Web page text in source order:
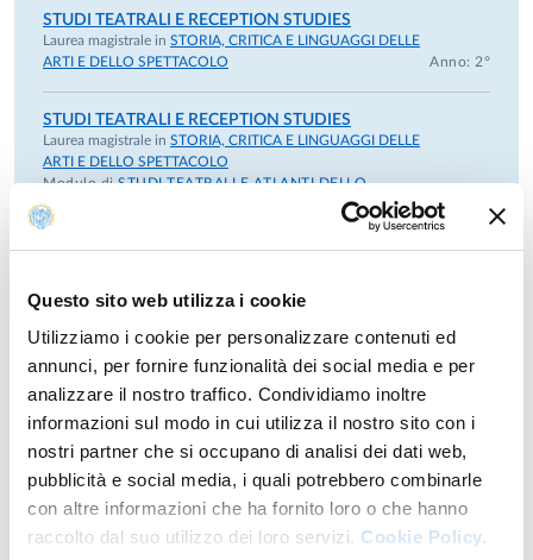
Questo sito web utilizza i cookie
Utilizziamo i cookie per personalizzare contenuti ed
annunci, per fornire funzionalità dei social media e per
analizzare il nostro traffico. Condividiamo inoltre
informazioni sul modo in cui utilizza il nostro sito con i
nostri partner che si occupano di analisi dei dati web,
pubblicità e social media, i quali potrebbero combinarle
con altre informazioni che ha fornito loro o che hanno
raccolto dal suo utilizzo dei loro servizi. Cookie Policy.
STUDI TEATRALI E RECEPTION STUDIES
Laurea magistrale in STORIA, CRITICA E LINGUAGGI DELLE
ARTI E DELLO SPETTACOLO
Anno: 2°
STUDI TEATRALI E RECEPTION STUDIES
Laurea magistrale in STORIA, CRITICA E LINGUAGGI DELLE
ARTI E DELLO SPETTACOLO
Modulo diSTUDI TEATRALI E ATLANTI DELLO
SPETTACOLO (INTEGRATO)
Anno: 1°
Ricerca
Pubblicazioni